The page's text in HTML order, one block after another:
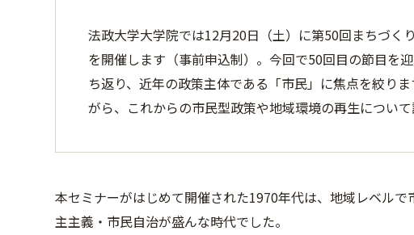
法政大学大学院では12月20日（土）に第50回まちづく
を開催します（事前申込制）。今回で50回目の節目を
ち返り、近年の政策主体である「市民」に焦点を絞り
がら、これからの市民型政策や地域環境の再生について
本セミナーがはじめて開催された1970年代は、地域レベル
主主義・市民自治が盛んな時代でした。